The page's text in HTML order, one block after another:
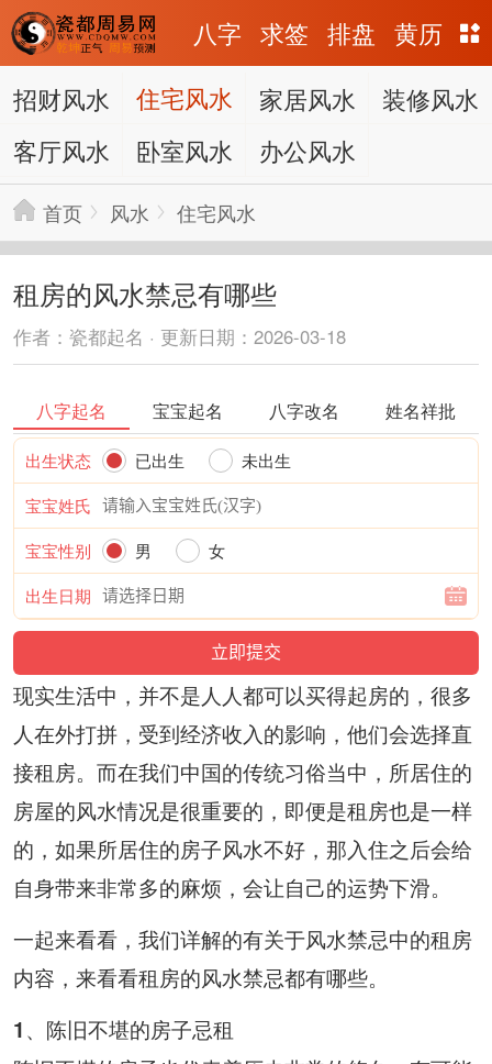
八字 求签 排盘 黄历
招财风水
住宅风水 家居风水
装修风水
客厅风水
卧室风水 办公风水
首页 风水 住宅风水
租房的风水禁忌有哪些
作者：瓷都起名 · 更新日期：2026-03-18
八字起名 宝宝起名 八字改名 姓名祥批
出生状态 已出生
未出生
宝宝姓氏
宝宝性别
男
女
出生日期
现实生活中，并不是人人都可以买得起房的，很多
人在外打拼，受到经济收入的影响，他们会选择直
接租房。而在我们中国的传统习俗当中，所居住的
房屋的风水情况是很重要的，即便是租房也是一样
的，如果所居住的房子风水不好，那入住之后会给
自身带来非常多的麻烦，会让自己的运势下滑。
一起来看看，我们详解的有关于风水禁忌中的租房
内容，来看看租房的风水禁忌都有哪些。
1、陈旧不堪的房子忌租